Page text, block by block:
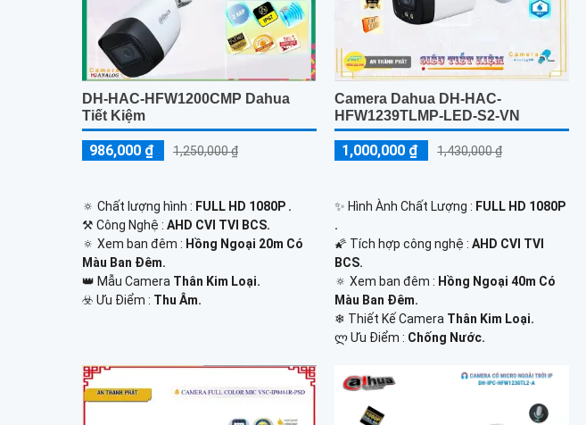
DH-HAC-HFW1200CMP Dahua
Tiết Kiệm
986,000 ₫ 1,250,000 ₫
🔅 Chất lượng hình : FULL HD 1080P .
⚒ Công Nghệ : AHD CVI TVI BCS.
🔅 Xem ban đêm : Hồng Ngoại 20m Có
Màu Ban Đêm.
👑 Mẫu Camera Thân Kim Loại.
️☣️ Ưu Điểm : Thu Âm.
Camera Dahua DH-HAC-
HFW1239TLMP-LED-S2-VN
1,000,000 ₫ 1,430,000 ₫
✨ Hình Ành Chất Lượng : FULL HD 1080P
.
🌠 Tích hợp công nghệ :AHD CVI TVI
BCS.
🔅 Xem ban đêm : Hồng Ngoại 40m Có
Màu Ban Đêm.
❄ Thiết Kế Camera Thân Kim Loại.
️ლ Ưu Điểm : Chống Nước.